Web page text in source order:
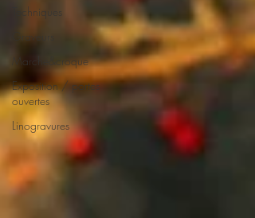
Techniques
Graveurs
Marche&croque
Exposition / portes
ouvertes
Linogravures